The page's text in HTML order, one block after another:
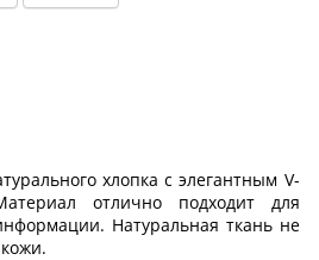
хлопка с элегантным V-
отлично подходит для
Натуральная ткань не